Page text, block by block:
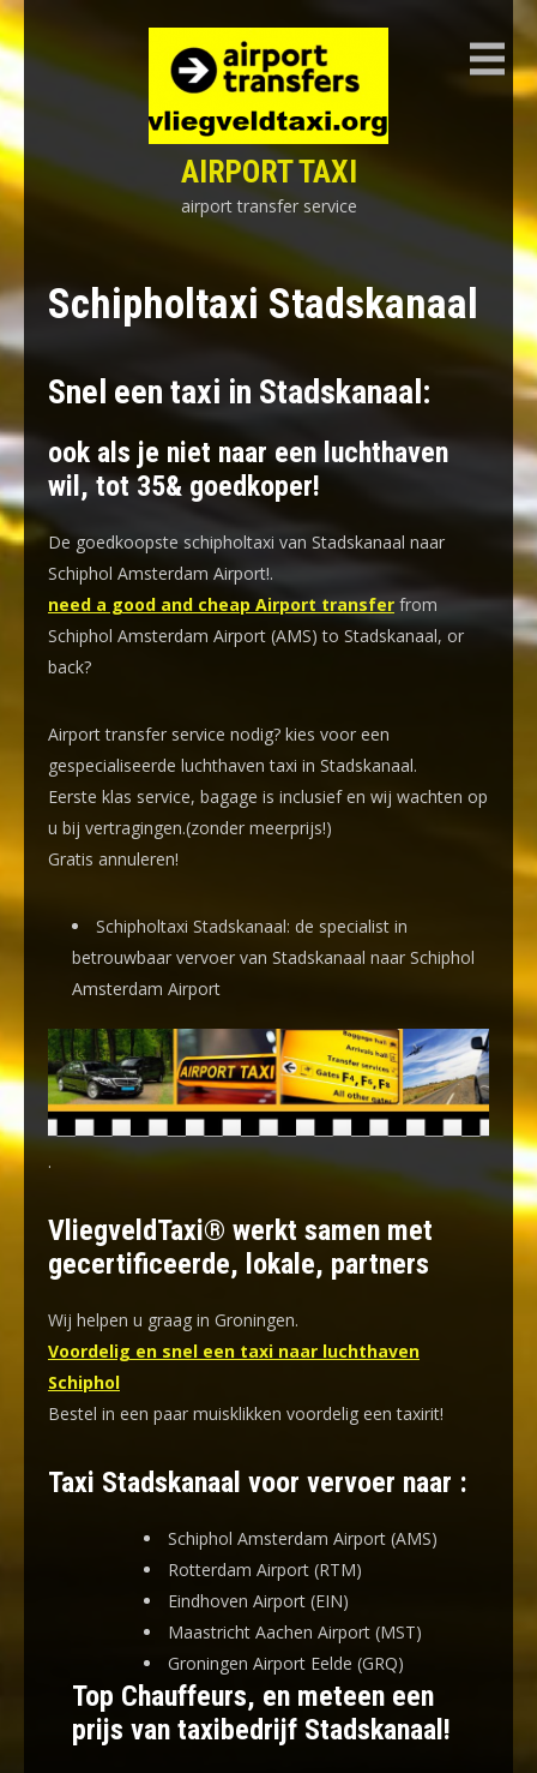
Skip
to
content
AIRPORT TAXI
airport transfer service
Schipholtaxi Stadskanaal
Snel een taxi in Stadskanaal:
ook als je niet naar een luchthaven
wil, tot 35& goedkoper!
De goedkoopste schipholtaxi van Stadskanaal naar
Schiphol Amsterdam Airport!.
need a good and cheap Airport transfer from
Schiphol Amsterdam Airport (AMS) to Stadskanaal, or
back?
Airport transfer service nodig? kies voor een
gespecialiseerde luchthaven taxi in Stadskanaal.
Eerste klas service, bagage is inclusief en wij wachten op
u bij vertragingen.(zonder meerprijs!)
Gratis annuleren!
Schipholtaxi Stadskanaal: de specialist in
betrouwbaar vervoer van Stadskanaal naar Schiphol
Amsterdam Airport
.
VliegveldTaxi® werkt samen met
gecertificeerde, lokale, partners
Wij helpen u graag in Groningen.
Voordelig en snel een taxi naar luchthaven
Schiphol
Bestel in een paar muisklikken voordelig een taxirit!
Taxi Stadskanaal voor vervoer naar :
Schiphol Amsterdam Airport (AMS)
Rotterdam Airport (RTM)
Eindhoven Airport (EIN)
Maastricht Aachen Airport (MST)
Groningen Airport Eelde (GRQ)
Top Chauffeurs, en meteen een
prijs van taxibedrijf Stadskanaal!